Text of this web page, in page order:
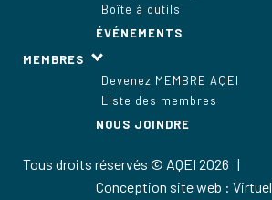
Boîte à outils
ÉVÉNEMENTS
MEMBRES
Devenez MEMBRE AQEI
Liste des membres
NOUS JOINDRE
Tous droits réservés © AQEI 2026 |
Conception site web : Virtuel